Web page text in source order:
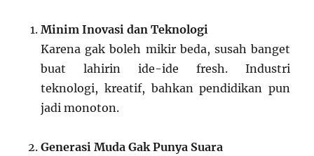
Minim Inovasi dan Teknologi
Karena gak boleh mikir beda, susah banget
buat lahirin ide-ide fresh. Industri
teknologi, kreatif, bahkan pendidikan pun
jadi monoton.
Generasi Muda Gak Punya Suara